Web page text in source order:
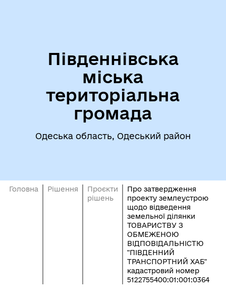
Південнівська
міська
територіальна
громада
Одеська область, Одеський район
Головна Рішення
Проєкти
рішень
Про затвердження
проекту землеустрою
щодо відведення
земельної ділянки
ТОВАРИСТВУ З
ОБМЕЖЕНОЮ
ВІДПОВІДАЛЬНІСТЮ
"ПІВДЕННИЙ
ТРАНСПОРТНИЙ ХАБ"
кадастровий номер
5122755400:01:001:0364